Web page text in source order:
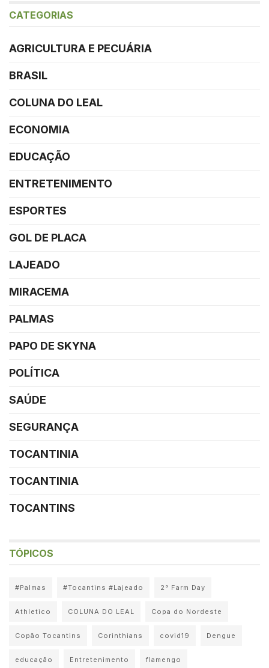
CATEGORIAS
AGRICULTURA E PECUÁRIA
BRASIL
COLUNA DO LEAL
ECONOMIA
EDUCAÇÃO
ENTRETENIMENTO
ESPORTES
GOL DE PLACA
LAJEADO
MIRACEMA
PALMAS
PAPO DE SKYNA
POLÍTICA
SAÚDE
SEGURANÇA
TOCANTINIA
TOCANTINIA
TOCANTINS
TÓPICOS
#Palmas #Tocantins #Lajeado 2° Farm Day
Athletico COLUNA DO LEAL Copa do Nordeste
Copão Tocantins Corinthians covid19 Dengue
educação Entretenimento flamengo